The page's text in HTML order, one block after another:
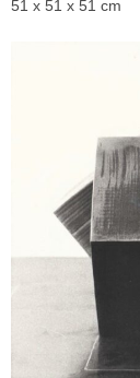
51 x 51 x 51 cm